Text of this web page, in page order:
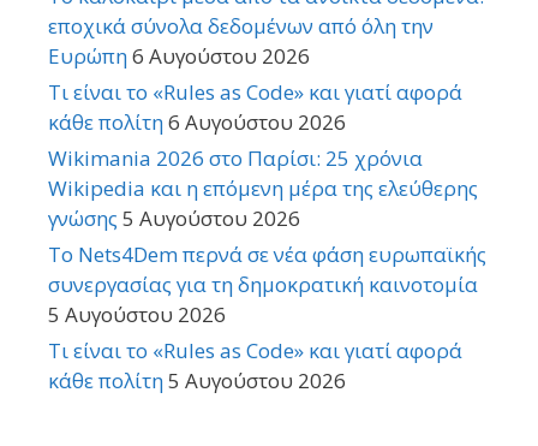
εποχικά σύνολα δεδομένων από όλη την
Ευρώπη6 Αυγούστου 2026
Τι είναι το «Rules as Code» και γιατί αφορά
κάθε πολίτη6 Αυγούστου 2026
Wikimania 2026 στο Παρίσι: 25 χρόνια
Wikipedia και η επόμενη μέρα της ελεύθερης
γνώσης 5 Αυγούστου 2026
Το Nets4Dem περνά σε νέα φάση ευρωπαϊκής
συνεργασίας για τη δημοκρατική καινοτομία
5 Αυγούστου 2026
Τι είναι το «Rules as Code» και γιατί αφορά
κάθε πολίτη5 Αυγούστου 2026